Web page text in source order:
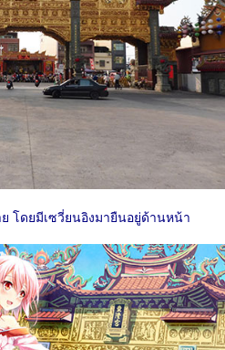
โดยมีเซวี่ยนอิงมายืนอยู่ด้านหน้า